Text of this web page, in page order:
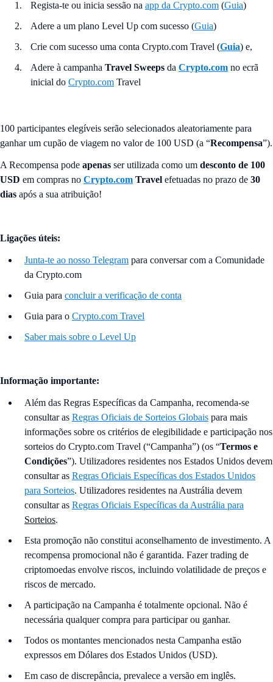
Regista-te ou inicia sessão na app da Crypto.com (Guia)
Adere a um plano Level Up com sucesso (Guia)
Crie com sucesso uma conta Crypto.com Travel (Guia) e,
Adere à campanha Travel Sweeps da Crypto.com no ecrã
inicial do Crypto.com Travel
100 participantes elegíveis serão selecionados aleatoriamente para
ganhar um cupão de viagem no valor de 100 USD (a “Recompensa”).
A Recompensa pode apenas ser utilizada como um desconto de 100
USD em compras no Crypto.com Travel efetuadas no prazo de 30
dias após a sua atribuição!
Ligações úteis:
Junta-te ao nosso Telegram para conversar com a Comunidade
da Crypto.com
Guia para concluir a verificação de conta
Guia para o Crypto.com Travel
Saber mais sobre o Level Up
Informação importante:
Além das Regras Específicas da Campanha, recomenda-se
consultar as Regras Oficiais de Sorteios Globais para mais
informações sobre os critérios de elegibilidade e participação nos
sorteios do Crypto.com Travel (“Campanha”) (os “Termos e
Condições”). Utilizadores residentes nos Estados Unidos devem
consultar as Regras Oficiais Específicas dos Estados Unidos
para Sorteios. Utilizadores residentes na Austrália devem
consultar as Regras Oficiais Específicas da Austrália para
Sorteios.
Esta promoção não constitui aconselhamento de investimento. A
recompensa promocional não é garantida. Fazer trading de
criptomoedas envolve riscos, incluindo volatilidade de preços e
riscos de mercado.
A participação na Campanha é totalmente opcional. Não é
necessária qualquer compra para participar ou ganhar.
Todos os montantes mencionados nesta Campanha estão
expressos em Dólares dos Estados Unidos (USD).
Em caso de discrepância, prevalece a versão em inglês.